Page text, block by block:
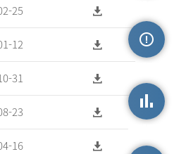
25
12
31
23
16